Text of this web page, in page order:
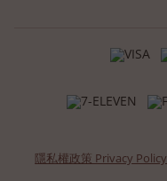
隱私權政策 Privacy Policy